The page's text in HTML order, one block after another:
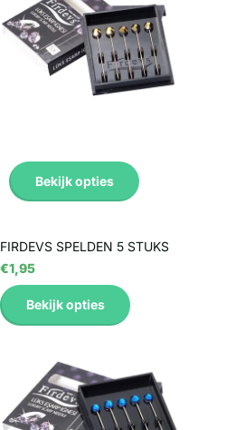
Bekijk opties
FIRDEVS SPELDEN 5 STUKS
€1,95
Bekijk opties